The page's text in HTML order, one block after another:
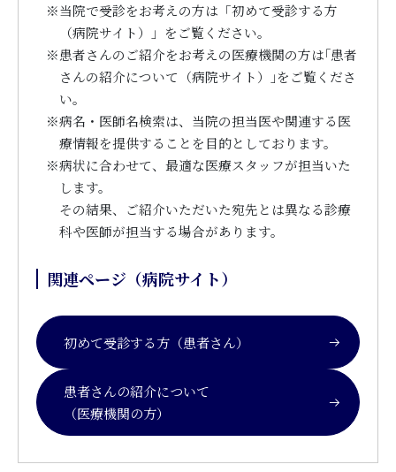
※当院で受診をお考えの方は「初めて受診する方
（病院サイト）」をご覧ください。
※患者さんのご紹介をお考えの医療機関の方は｢患者
さんの紹介について（病院サイト）｣をご覧くださ
い。
※病名・医師名検索は、当院の担当医や関連する医
療情報を提供することを目的としております。
※病状に合わせて、最適な医療スタッフが担当いた
します。
その結果、ご紹介いただいた宛先とは異なる診療
科や医師が担当する場合があります。
関連ページ（病院サイト）
初めて受診する方（患者さん）
患者さんの紹介について
（医療機関の方）